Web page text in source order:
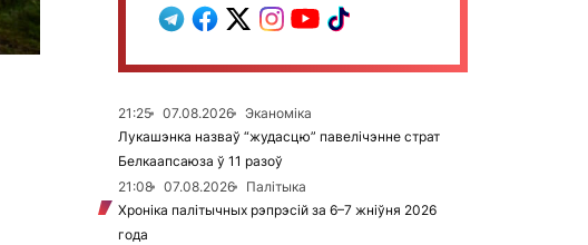
21:25 07.08.2026
Эканоміка
Лукашэнка назваў “жудасцю” павелічэнне страт
Белкаапсаюза ў 11 разоў
21:08
07.08.2026
Палітыка
Хроніка палітычных рэпрэсій за 6–7 жніўня 2026
года